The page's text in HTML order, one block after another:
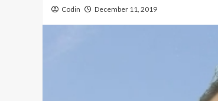
Codin December 11, 2019